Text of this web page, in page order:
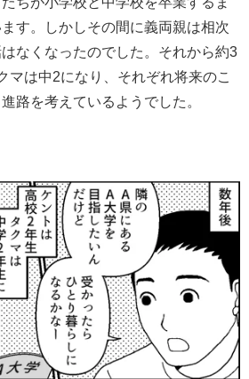
す。しかしその間に義両親は相次
なくなったのでした。それから約3
マは中2になり、それぞれ将来のこ
路を考えているようでした。